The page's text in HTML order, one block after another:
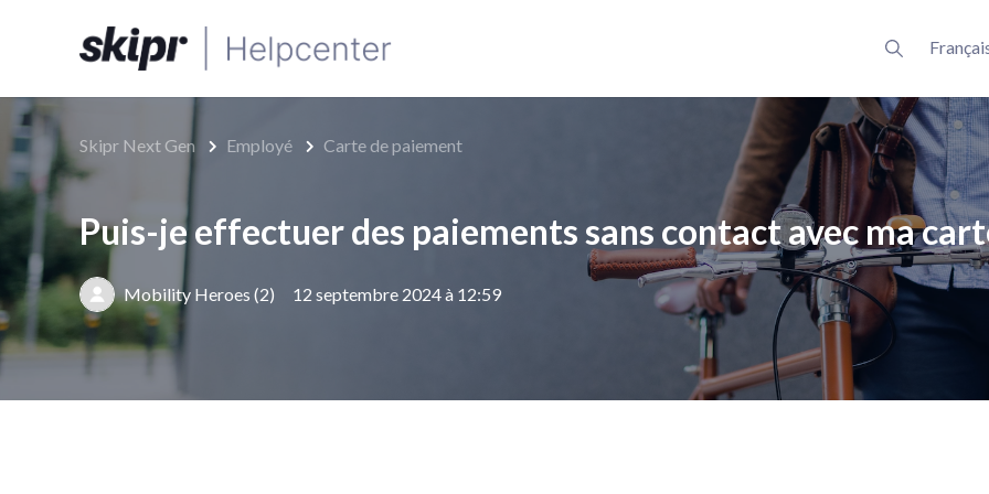
Skipr Next Gen Employé Carte de paiement
Puis-je effectuer des paiements sans contact avec ma
Mobility Heroes (2) 12 septembre 2024 à 12:59